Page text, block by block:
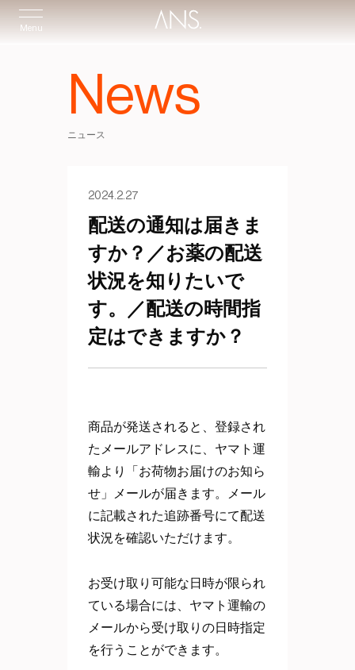
Menu
News
ニュース
2024.2.27
配送の通知は届きま
すか？／お薬の配送
状況を知りたいで
す。／配送の時間指
定はできますか？
商品が発送されると、登録され
たメールアドレスに、ヤマト運
輸より「お荷物お届けのお知ら
せ」メールが届きます。メール
に記載された追跡番号にて配送
状況を確認いただけます。
お受け取り可能な日時が限られ
ている場合には、ヤマト運輸の
メールから受け取りの日時指定
を行うことができます。